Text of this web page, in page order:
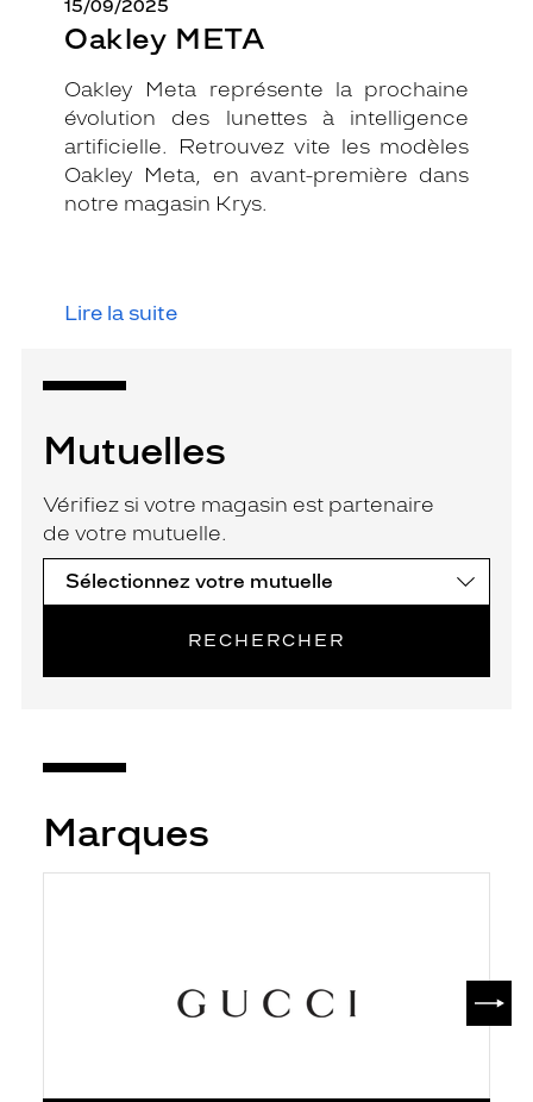
15/09/2025
Oakley META
Oakley Meta représente la prochaine
évolution des lunettes à intelligence
artificielle. Retrouvez vite les modèles
Oakley Meta, en avant-première dans
notre magasin Krys.
Lire la suite
Mutuelles
Vérifiez si votre magasin est partenaire
de votre mutuelle.
RECHERCHER
Marques